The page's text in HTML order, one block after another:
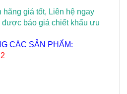
hãng giá tốt, Liên hệ ngay
báo giá chiết khấu ưu
CÁC SẢN PHẨM: